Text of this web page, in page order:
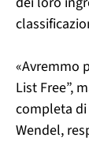
«Avremmo
List Free”,
completa
Wendel,